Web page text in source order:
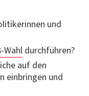
und
Wahl durchführen?
auf den
einbringen und